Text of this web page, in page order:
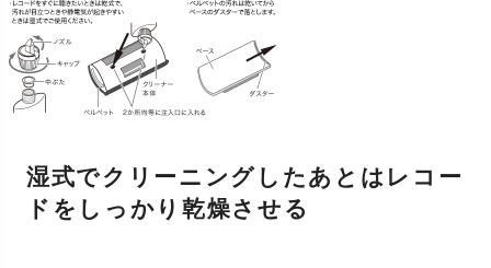
湿式でクリーニングしたあとはレコー
ドをしっかり乾燥させる